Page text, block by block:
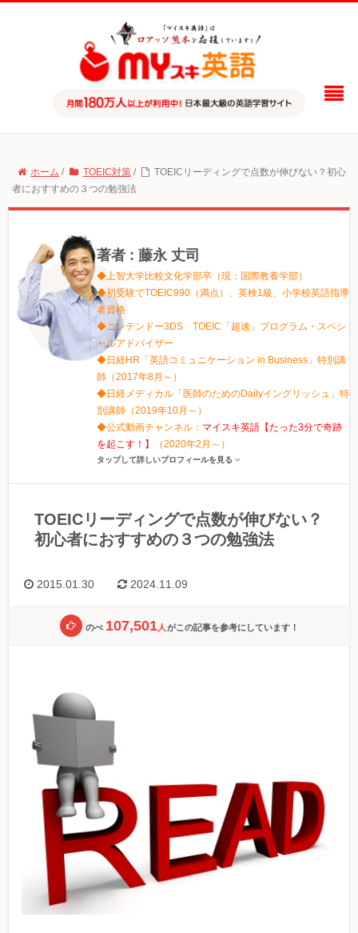
ホーム / TOEIC対策 /
TOEICリーディングで点数が伸びない？初心
者におすすめの３つの勉強法
著者 : 藤永 丈司
◆上智大学比較文化学部卒（現：国際教養学部）
◆初受験でTOEIC990（満点）、英検1級、小学校英語指導
者資格
◆ニンテンドー3DS TOEIC「超速」プログラム・スペシ
ャルアドバイザー
◆日経HR「英語コミュニケーション in Business」特別講
師（2017年8月～）
◆日経メディカル「医師のためのDailyイングリッシュ」特
別講師（2019年10月～）
◆公式動画チャンネル： マイスキ英語【たった3分で奇跡
を起こす！】
（2020年2月～）
タップして詳しいプロフィールを見る
TOEICリーディングで点数が伸びない？
初心者におすすめの３つの勉強法
2015.01.30 2024.11.09
のべ 107,501人 がこの記事を参考にしています！